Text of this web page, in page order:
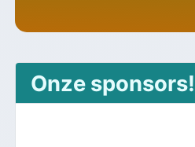
Onze sponsors!